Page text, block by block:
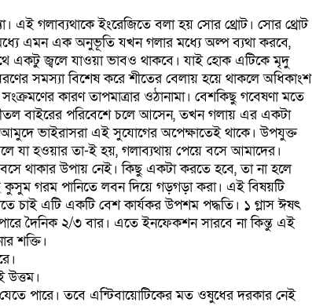
এই গলাব্যথাকে ইংরেজিতে বলা হয় সোর থ্রোট। সোর থ্রোট
মধ্যে এমন এক অনুভূতি যখন গলার মধ্যে অল্প ব্যথা করবে,
একটু জ্বলে যাওয়া ভাবও থাকবে। যাই হোক এটিকে মৃদু
সমস্যা বিশেষ করে শীতের বেলায় হয়ে থাকলে অধিকাংশ
কারণ তাপমাত্রার ওঠানামা। বেশকিছু গবেষণা মতে
বাইরের পরিবেশে চলে আসেন, তখন গলায় এর একটা
আমুদে ভাইরাসরা এই সুযোগের অপেক্ষাতেই থাকে। উপযুক্ত
যা হওয়ার তা-ই হয়, গলাব্যথায় পেয়ে বসে আমাদের।
থাকার উপায় নেই। কিছু একটা করতে হবে, তা না হলে
গরম পানিতে লবন দিয়ে গড়গড়া করা। এই বিষয়টি
চাই এটি একটি বেশ কার্যকর উপশম পদ্ধতি। ১ গ্লাস ঈষৎ
দৈনিক ২/৩ বার। এতে ইনফেকশন সারবে না কিন্তু এই
শক্তি।
উত্তম।
পারে। তবে এন্টিবায়োটিকের মত ওষুধের দরকার নেই